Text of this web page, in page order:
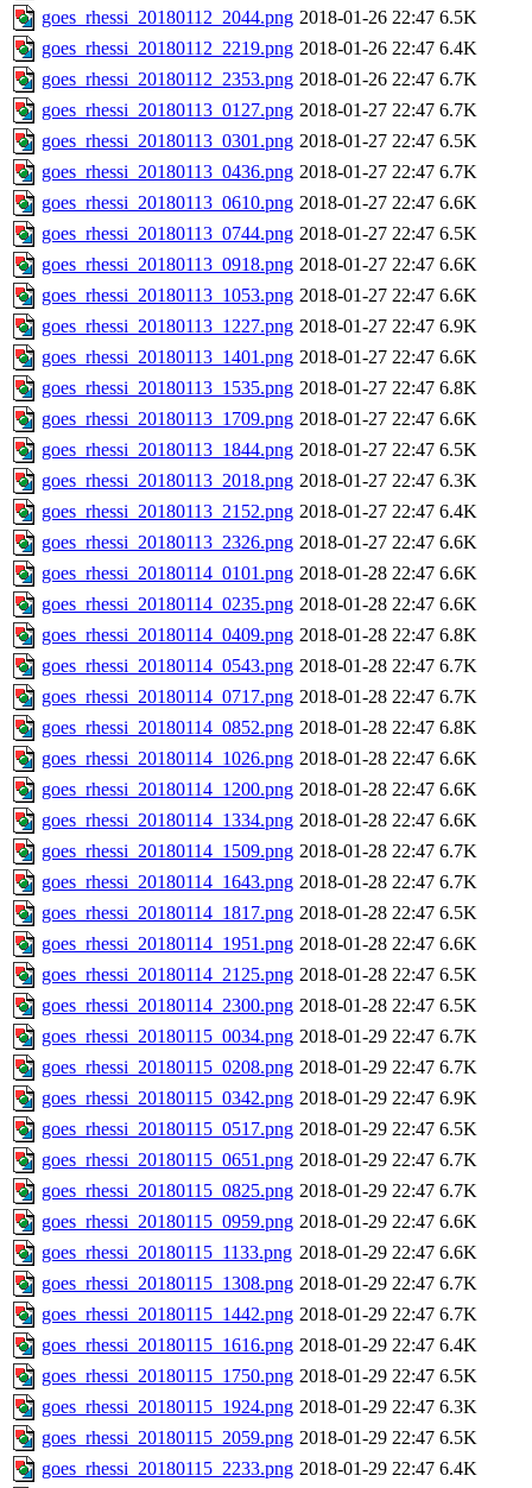
goes_rhessi_20180112_2044.png 2018-01-26 22:47 6.5K
goes_rhessi_20180112_2219.png 2018-01-26 22:47 6.4K
goes_rhessi_20180112_2353.png 2018-01-26 22:47 6.7K
goes_rhessi_20180113_0127.png 2018-01-27 22:47 6.7K
goes_rhessi_20180113_0301.png 2018-01-27 22:47 6.5K
goes_rhessi_20180113_0436.png 2018-01-27 22:47 6.7K
goes_rhessi_20180113_0610.png 2018-01-27 22:47 6.6K
goes_rhessi_20180113_0744.png 2018-01-27 22:47 6.5K
goes_rhessi_20180113_0918.png 2018-01-27 22:47 6.6K
goes_rhessi_20180113_1053.png 2018-01-27 22:47 6.6K
goes_rhessi_20180113_1227.png 2018-01-27 22:47 6.9K
goes_rhessi_20180113_1401.png 2018-01-27 22:47 6.6K
goes_rhessi_20180113_1535.png 2018-01-27 22:47 6.8K
goes_rhessi_20180113_1709.png 2018-01-27 22:47 6.6K
goes_rhessi_20180113_1844.png 2018-01-27 22:47 6.5K
goes_rhessi_20180113_2018.png 2018-01-27 22:47 6.3K
goes_rhessi_20180113_2152.png 2018-01-27 22:47 6.4K
goes_rhessi_20180113_2326.png 2018-01-27 22:47 6.6K
goes_rhessi_20180114_0101.png 2018-01-28 22:47 6.6K
goes_rhessi_20180114_0235.png 2018-01-28 22:47 6.6K
goes_rhessi_20180114_0409.png 2018-01-28 22:47 6.8K
goes_rhessi_20180114_0543.png 2018-01-28 22:47 6.7K
goes_rhessi_20180114_0717.png 2018-01-28 22:47 6.7K
goes_rhessi_20180114_0852.png 2018-01-28 22:47 6.8K
goes_rhessi_20180114_1026.png 2018-01-28 22:47 6.6K
goes_rhessi_20180114_1200.png 2018-01-28 22:47 6.6K
goes_rhessi_20180114_1334.png 2018-01-28 22:47 6.6K
goes_rhessi_20180114_1509.png 2018-01-28 22:47 6.7K
goes_rhessi_20180114_1643.png 2018-01-28 22:47 6.7K
goes_rhessi_20180114_1817.png 2018-01-28 22:47 6.5K
goes_rhessi_20180114_1951.png 2018-01-28 22:47 6.6K
goes_rhessi_20180114_2125.png 2018-01-28 22:47 6.5K
goes_rhessi_20180114_2300.png 2018-01-28 22:47 6.5K
goes_rhessi_20180115_0034.png 2018-01-29 22:47 6.7K
goes_rhessi_20180115_0208.png 2018-01-29 22:47 6.7K
goes_rhessi_20180115_0342.png 2018-01-29 22:47 6.9K
goes_rhessi_20180115_0517.png 2018-01-29 22:47 6.5K
goes_rhessi_20180115_0651.png 2018-01-29 22:47 6.7K
goes_rhessi_20180115_0825.png 2018-01-29 22:47 6.7K
goes_rhessi_20180115_0959.png 2018-01-29 22:47 6.6K
goes_rhessi_20180115_1133.png 2018-01-29 22:47 6.6K
goes_rhessi_20180115_1308.png 2018-01-29 22:47 6.7K
goes_rhessi_20180115_1442.png 2018-01-29 22:47 6.7K
goes_rhessi_20180115_1616.png 2018-01-29 22:47 6.4K
goes_rhessi_20180115_1750.png 2018-01-29 22:47 6.5K
goes_rhessi_20180115_1924.png 2018-01-29 22:47 6.3K
goes_rhessi_20180115_2059.png 2018-01-29 22:47 6.5K
goes_rhessi_20180115_2233.png 2018-01-29 22:47 6.4K